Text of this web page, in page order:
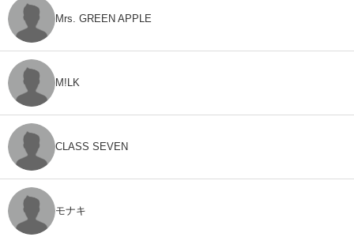
Mrs. GREEN APPLE
M!LK
CLASS SEVEN
モナキ